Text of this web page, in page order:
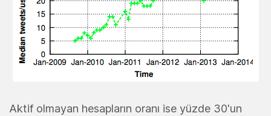
Aktif olmayan hesapların oranı ise yüzde 30'un